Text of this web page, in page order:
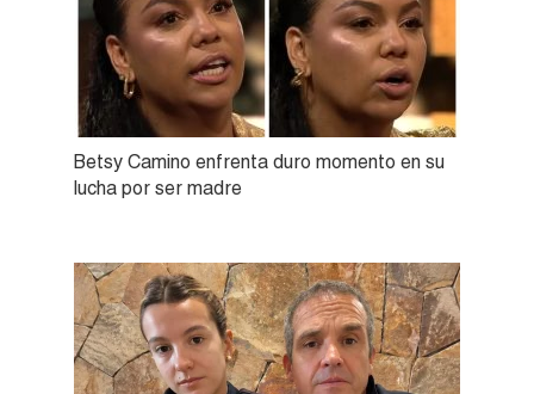
Betsy Camino enfrenta duro momento en su
lucha por ser madre